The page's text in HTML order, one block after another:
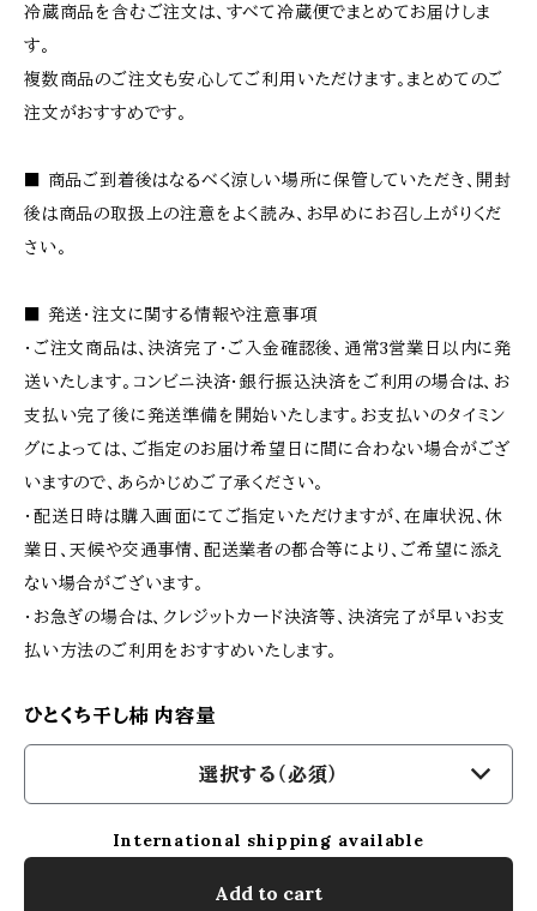
冷蔵商品を含むご注文は、すべて冷蔵便でまとめてお届けしま
す。
複数商品のご注文も安心してご利用いただけます。まとめてのご
注文がおすすめです。
■ 商品ご到着後はなるべく涼しい場所に保管していただき、開封
後は商品の取扱上の注意をよく読み、お早めにお召し上がりくだ
さい。
■ 発送・注文に関する情報や注意事項
・ご注文商品は、決済完了・ご入金確認後、通常3営業日以内に発
送いたします。コンビニ決済・銀行振込決済をご利用の場合は、お
支払い完了後に発送準備を開始いたします。お支払いのタイミン
グによっては、ご指定のお届け希望日に間に合わない場合がござ
いますので、あらかじめご了承ください。
・配送日時は購入画面にてご指定いただけますが、在庫状況、休
業日、天候や交通事情、配送業者の都合等により、ご希望に添え
ない場合がございます。
・お急ぎの場合は、クレジットカード決済等、決済完了が早いお支
払い方法のご利用をおすすめいたします。
ひとくち干し柿 内容量
選択する（必須）
International shipping available
Add to cart